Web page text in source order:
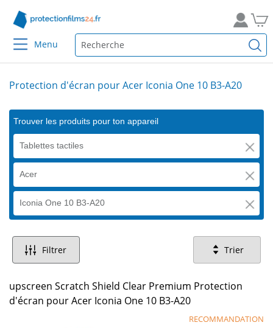
Menu
Protection d'écran pour Acer Iconia One 10 B3-A20
Trouver les produits pour ton appareil
Tablettes tactiles
Acer
Iconia One 10 B3-A20
Filtrer Trier
upscreen Scratch Shield Clear Premium Protection
d'écran pour Acer Iconia One 10 B3-A20
RECOMMANDATION